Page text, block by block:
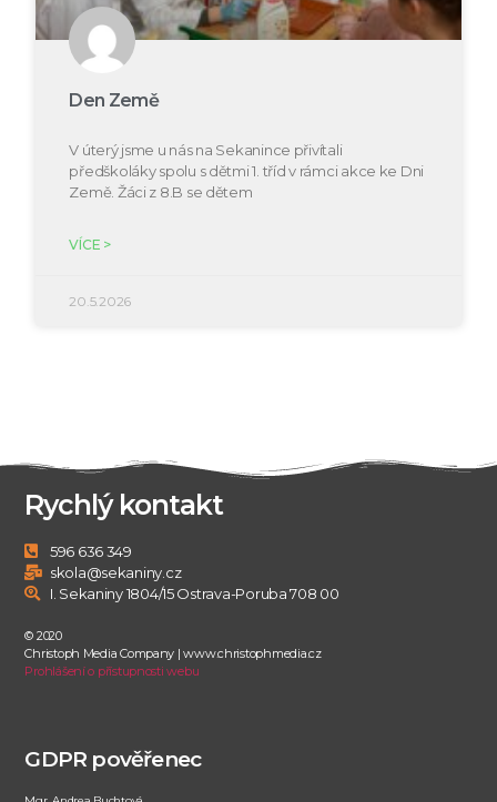
Den Země
V úterý jsme u nás na Sekanince přivítali
předškoláky spolu s dětmi 1. tříd v rámci akce ke Dni
Země. Žáci z 8.B se dětem
VÍCE >
20.5.2026
Rychlý kontakt
596 636 349
skola@sekaniny.cz
I. Sekaniny 1804/15 Ostrava-Poruba 708 00
© 2020
Christoph Media Company | www.christophmedia.cz
Prohlášení o přístupnosti webu
GDPR pověřenec